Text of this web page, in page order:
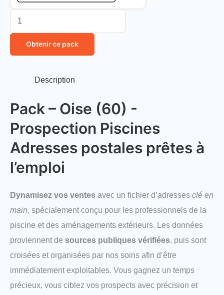
Obtenir ce pack
Description
Pack – Oise (60) -
Prospection Piscines
Adresses postales prêtes à
l’emploi
Dynamisez vos ventes avec un fichier d’adresses clé en
main, spécialement conçu pour les professionnels de la
piscine et des aménagements extérieurs. Les données
proviennent de sources publiques vérifiées, puis sont
croisées et organisées par nos soins afin d’être
immédiatement exploitables. Vous gagnez un temps
précieux, vous ciblez vos prospects avec précision et